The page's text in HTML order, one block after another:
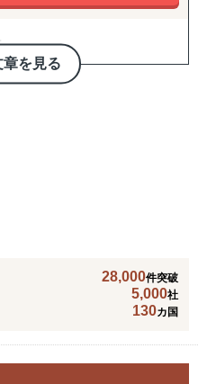
します。
を見る
、賢い節税を。
してのセービングは、当会
し合うよりも、1年を通し
も前から、余裕をもってプ
28,000件突破
5,000社
130カ国